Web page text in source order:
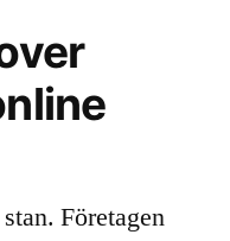
Företagen